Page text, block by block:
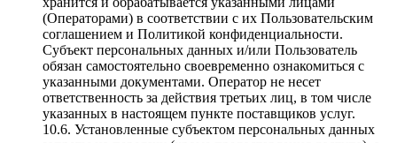
(Операторами) в соответствии с их Пользовательским
соглашением и Политикой конфиденциальности.
Субъект персональных данных и/или Пользователь
обязан самостоятельно своевременно ознакомиться с
указанными документами. Оператор не несет
ответственность за действия третьих лиц, в том числе
указанных в настоящем пункте поставщиков услуг.
10.6. Установленные субъектом персональных данных